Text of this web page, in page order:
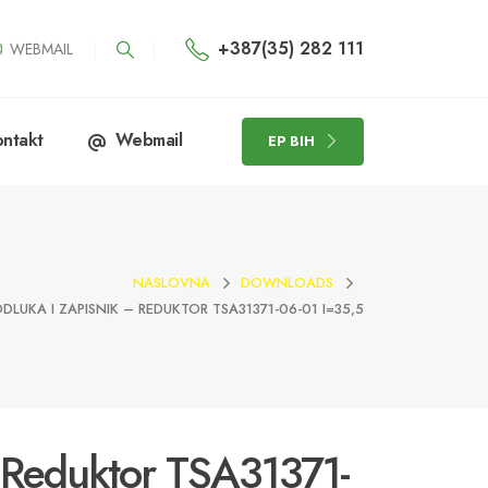
WEBMAIL +387(35) 282 111
Webmail EP BIH
NASLOVNA
DOWNLOADS
I ZAPISNIK – REDUKTOR TSA31371-06-01 I=35,5
TSA31371-